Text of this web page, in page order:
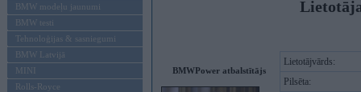
BMW modeļu jaunumi
BMW testi
Tehnoloģijas & sasniegumi
BMW Latvijā
MINI
Rolls-Royce
BMWPower atbalstītājs
Lietotājvārds:
Pilsēta: